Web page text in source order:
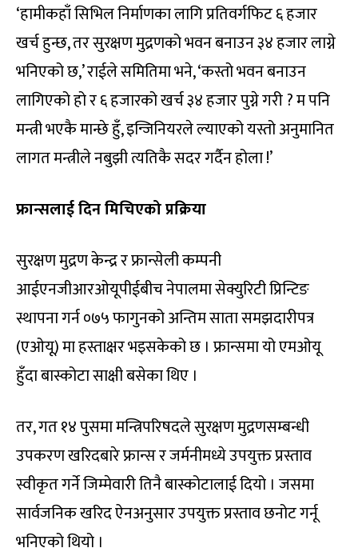
‘हामीकहाँ सिभिल निर्माणका लागि प्रतिवर्गफिट ६ हजार
खर्च हुन्छ, तर सुरक्षण मुद्रणको भवन बनाउन ३४ हजार लाग्ने
भनिएको छ,’ राईले समितिमा भने, ‘कस्तो भवन बनाउन
लागिएको हो र ६ हजारको खर्च ३४ हजार पुग्ने गरी ? म पनि
मन्त्री भएकै मान्छे हुँ, इन्जिनियरले ल्याएको यस्तो अनुमानित
लागत मन्त्रीले नबुझी त्यतिकै सदर गर्दैन होला !’
फ्रान्सलाई दिन मिचिएको प्रक्रिया
सुरक्षण मुद्रण केन्द्र र फ्रान्सेली कम्पनी
आईएनजीआरओयूपीईबीच नेपालमा सेक्युरिटी प्रिन्टिङ
स्थापना गर्न ०७५ फागुनको अन्तिम साता समझदारीपत्र
(एओयू) मा हस्ताक्षर भइसकेको छ । फ्रान्समा यो एमओयू
हुँदा बास्कोटा साक्षी बसेका थिए ।
तर, गत १४ पुसमा मन्त्रिपरिषदले सुरक्षण मुद्रणसम्बन्धी
उपकरण खरिदबारे फ्रान्स र जर्मनीमध्ये उपयुक्त प्रस्ताव
स्वीकृत गर्ने जिम्मेवारी तिनै बास्कोटालाई दियो । जसमा
सार्वजनिक खरिद ऐनअनुसार उपयुक्त प्रस्ताव छनोट गर्नू
भनिएको थियो ।